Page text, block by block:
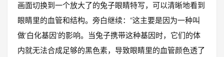
画面切换到一个放大了的兔子眼睛特写，可以清晰地看到
眼睛里的血管和结构。旁白继续：“这主要是因为一种叫
做‘白化基因’的影响。当兔子携带这种基因时，它们的体
内就无法合成足够的黑色素，导致眼睛里的血管颜色透了